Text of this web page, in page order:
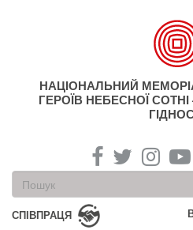
НАЦІОНАЛЬНИЙ
ГЕРОЇВ НЕБЕСНОЇ
Пошукова
форма
Пошук
СПІВПРАЦЯ